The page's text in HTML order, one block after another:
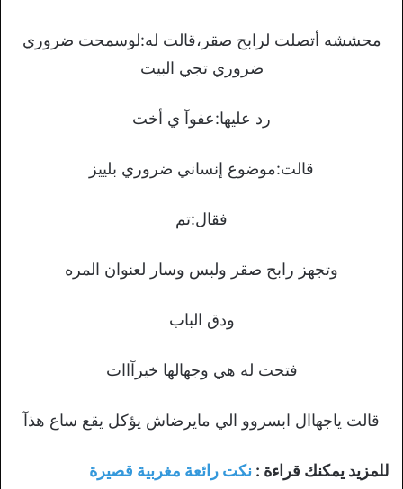
محششه أتصلت لرابح صقر،قالت له:لوسمحت ضروري
ضروري تجي البيت
رد عليها:عفوآ ي أخت
قالت:موضوع إنساني ضروري بلييز
فقال:تم
وتجهز رابح صقر ولبس وسار لعنوان المره
ودق الباب
فتحت له هي وجهالها خيرآاات
قالت ياجهاال ابسروو الي مايرضاش يؤكل يقع ساع هذآ
للمزيد يمكنك قراءة : نكت رائعة مغربية قصيرة